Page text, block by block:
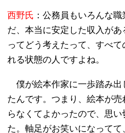
西野氏 ：公務員もいろんな
だ、本当に安定した収入が
ってどう考えたって、すべ
れる状態の人ですよね。
僕が絵本作家に一歩踏み出
たんです。つまり、絵本が
らなくてよかったので、思
た。軸足がお笑いになって